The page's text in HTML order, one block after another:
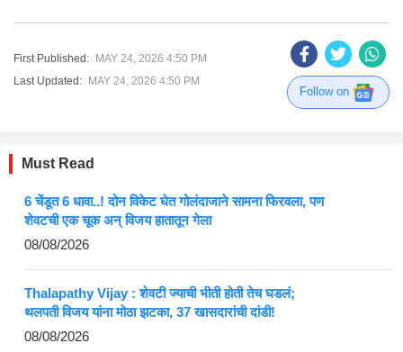
First Published: MAY 24, 2026 4:50 PM
Last Updated: MAY 24, 2026 4:50 PM
Follow on
Must Read
6 चेंडूत 6 धावा..! दोन विकेट घेत गोलंदाजाने सामना फिरवला, पण
शेवटची एक चूक अन् विजय हातातून गेला
08/08/2026
Thalapathy Vijay : शेवटी ज्याची भीती होती तेच घडलं;
थलपती विजय यांना मोठा झटका, 37 खासदारांची दांडी!
08/08/2026